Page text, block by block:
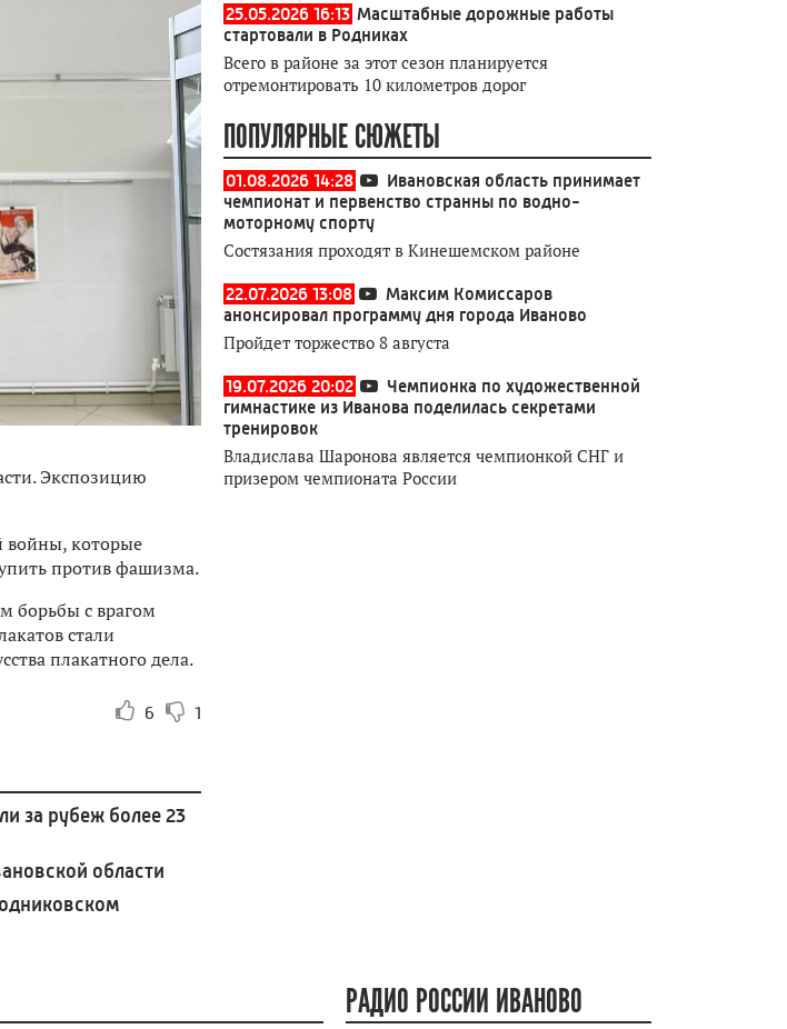
Экспозицию
войны, которые
против фашизма.
борьбы с врагом
стали
плакатного дела.
6 1
за рубеж более 23
области
25.05.2026 16:13 Масштабные дорожные работы
стартовали в Родниках
Всего в районе за этот сезон планируется
отремонтировать 10 километров дорог
ПОПУЛЯРНЫЕ СЮЖЕТЫ
01.08.2026 14:28
Ивановская область принимает
чемпионат и первенство странны по водно-
моторному спорту
Состязания проходят в Кинешемском районе
22.07.2026 13:08
Максим Комиссаров
анонсировал программу дня города Иваново
Пройдет торжество 8 августа
19.07.2026 20:02
Чемпионка по художественной
гимнастике из Иванова поделилась секретами
тренировок
Владислава Шаронова является чемпионкой СНГ и
призером чемпионата России
РАДИО РОССИИ ИВАНОВО